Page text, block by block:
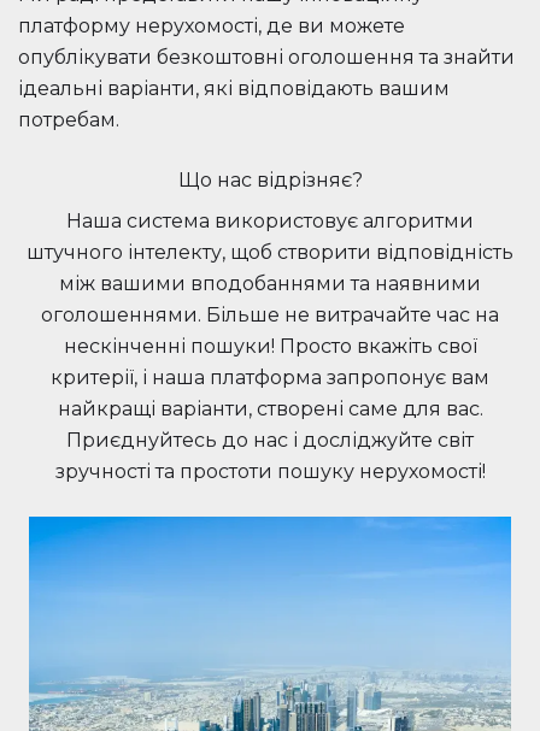
платформу нерухомості, де ви можете
опублікувати безкоштовні оголошення та знайти
ідеальні варіанти, які відповідають вашим
потребам.
Що нас відрізняє?
Наша система використовує алгоритми
штучного інтелекту, щоб створити відповідність
між вашими вподобаннями та наявними
оголошеннями. Більше не витрачайте час на
нескінченні пошуки! Просто вкажіть свої
критерії, і наша платформа запропонує вам
найкращі варіанти, створені саме для вас.
Приєднуйтесь до нас і досліджуйте світ
зручності та простоти пошуку нерухомості!